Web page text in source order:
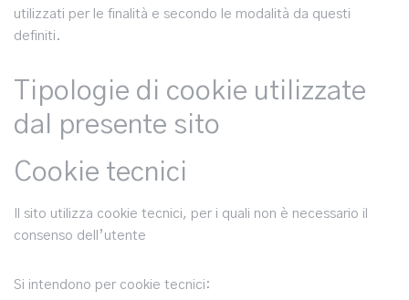
utilizzati per le finalità e secondo le modalità da questi
definiti.
Tipologie di cookie utilizzate
dal presente sito
Cookie tecnici
Il sito utilizza cookie tecnici, per i quali non è necessario il
consenso dell’utente
Si intendono per cookie tecnici: